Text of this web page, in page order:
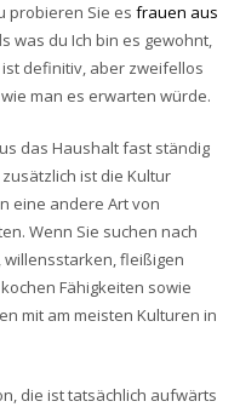
probieren Sie es frauen aus
was du Ich bin es gewohnt,
definitiv, aber zweifellos
man es erwarten würde.
das Haushalt fast ständig
ist die Kultur
eine andere Art von
Wenn Sie suchen nach
fleißigen
Fähigkeiten sowie
mit am meisten Kulturen in
die ist tatsächlich aufwärts